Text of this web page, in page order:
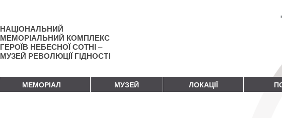
НАЦІОНАЛЬНИЙ
МЕМОРІАЛЬНИЙ КОМПЛЕКС
ГЕРОЇВ НЕБЕСНОЇ СОТНІ –
МУЗЕЙ РЕВОЛЮЦІЇ ГІДНОСТІ
МЕМОРІАЛ МУЗЕЙ ЛОКАЦІЇ